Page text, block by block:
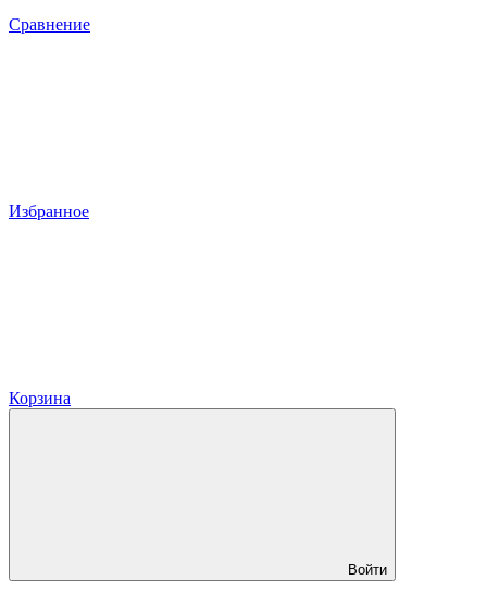
Сравнение
Избранное
Корзина
Войти